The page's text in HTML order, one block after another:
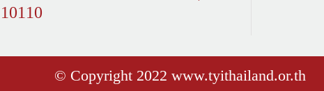
10110
© Copyright 2022 www.tyithailand.or.th